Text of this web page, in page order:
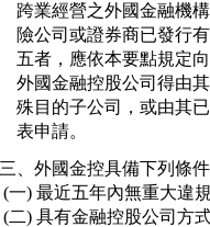
跨業經營之外國金融機
險公司或證券商已發
五者，應依本要點規定
外國金融控股公司得
殊目的子公司，或由
    表申請。
三、外國金控具備下列條
(一) 最近五年內無重大違
(二) 具有金融控股公司方